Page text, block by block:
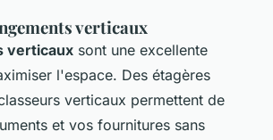
verticaux
verticaux sont une excellente
l'espace. Des étagères
verticaux permettent de
et vos fournitures sans